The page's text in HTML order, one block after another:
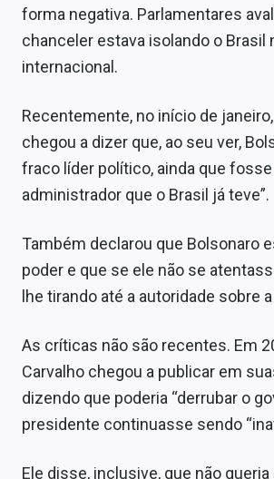
forma negativa. Parlamentares
chanceler estava isolando o Brasil
internacional.
Recentemente, no início de
chegou a dizer que, ao seu ver,
fraco líder político, ainda que
administrador que o Brasil já teve”.
Também declarou que Bolsonaro
poder e que se ele não se
lhe tirando até a autoridade sobre
As críticas não são recentes. Em
Carvalho chegou a publicar em
dizendo que poderia “derrubar o
presidente continuasse sendo
Ele disse, inclusive, que não